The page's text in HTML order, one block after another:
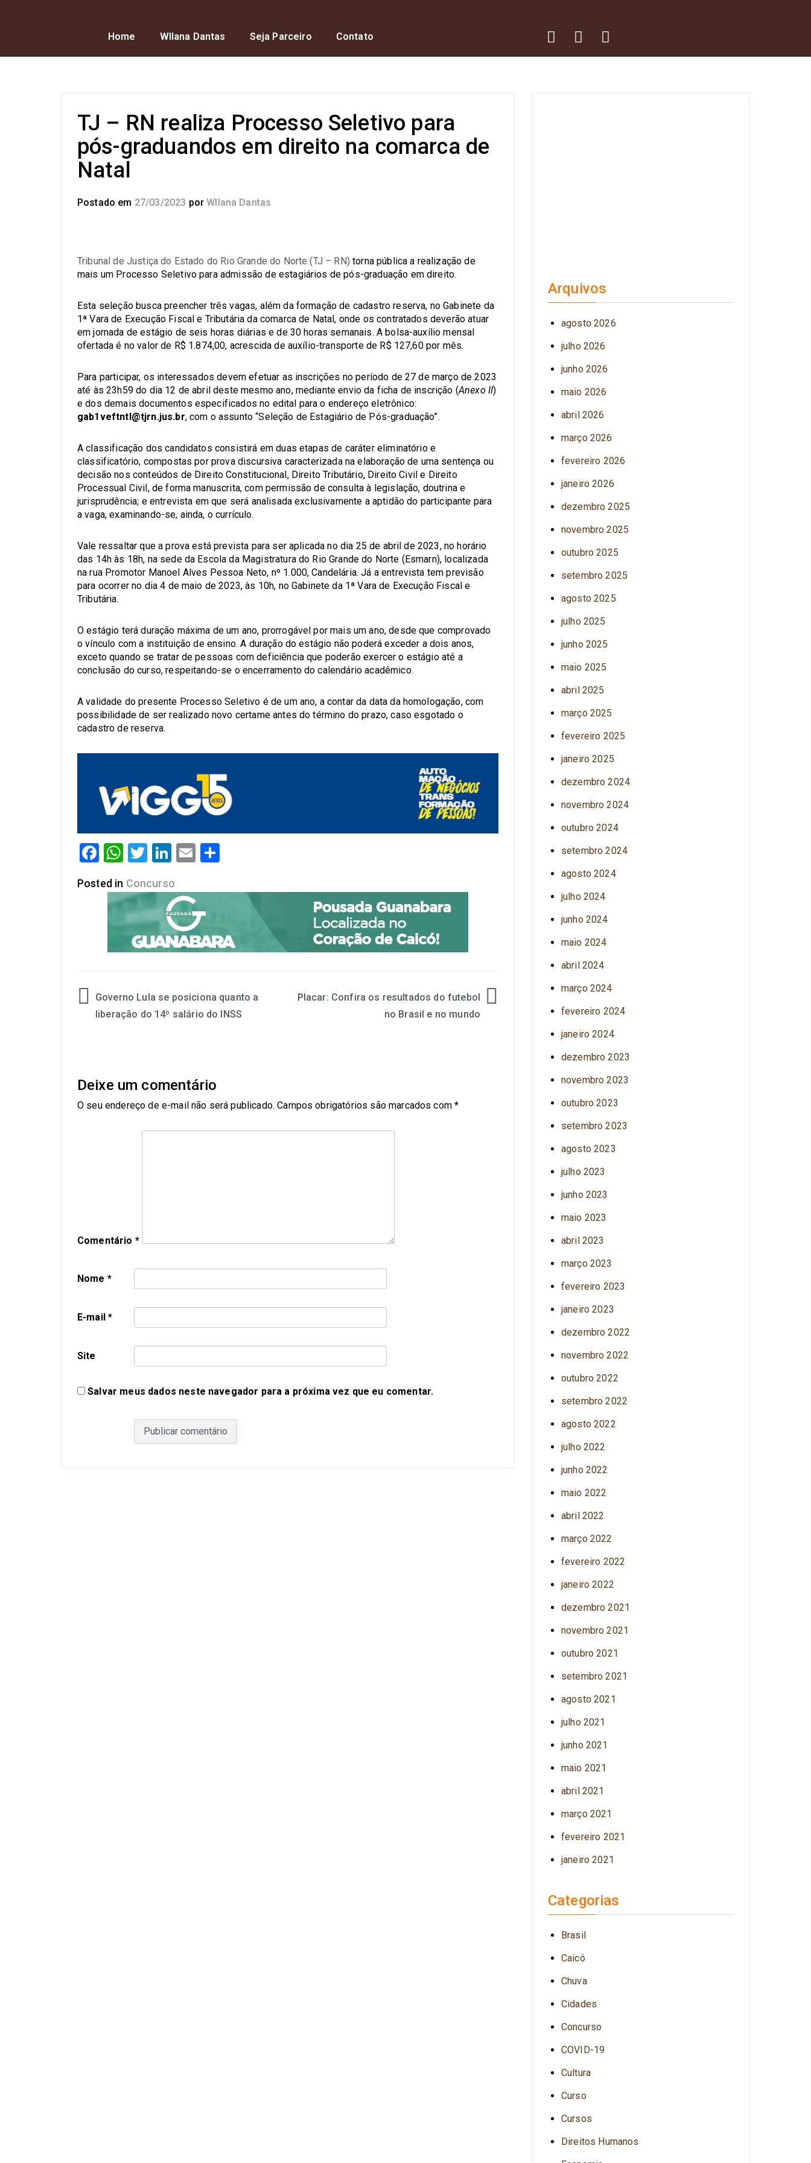
Home Wllana Dantas Seja Parceiro Contato
TJ – RN realiza Processo Seletivo para
pós-graduandos em direito na comarca de
Natal
Postado em 27/03/2023 por Wllana Dantas
Tribunal de Justiça do Estado do Rio Grande do Norte (TJ – RN) torna pública a realização de
mais um Processo Seletivo para admissão de estagiários de pós-graduação em direito.
Esta seleção busca preencher três vagas, além da formação de cadastro reserva, no Gabinete da
1ª Vara de Execução Fiscal e Tributária da comarca de Natal, onde os contratados deverão atuar
em jornada de estágio de seis horas diárias e de 30 horas semanais. A bolsa-auxílio mensal
ofertada é no valor de R$ 1.874,00, acrescida de auxílio-transporte de R$ 127,60 por mês.
Para participar, os interessados devem efetuar as inscrições no período de 27 de março de 2023
até às 23h59 do dia 12 de abril deste mesmo ano, mediante envio da ficha de inscrição (Anexo II)
e dos demais documentos especificados no edital para o endereço eletrônico:
gab1veftntl@tjrn.jus.br, com o assunto “Seleção de Estagiário de Pós-graduação”.
A classificação dos candidatos consistirá em duas etapas de caráter eliminatório e
classificatório, compostas por prova discursiva caracterizada na elaboração de uma sentença ou
decisão nos conteúdos de Direito Constitucional, Direito Tributário, Direito Civil e Direito
Processual Civil, de forma manuscrita, com permissão de consulta à legislação, doutrina e
jurisprudência; e entrevista em que será analisada exclusivamente a aptidão do participante para
a vaga, examinando-se, ainda, o currículo.
Vale ressaltar que a prova está prevista para ser aplicada no dia 25 de abril de 2023, no horário
das 14h às 18h, na sede da Escola da Magistratura do Rio Grande do Norte (Esmarn), localizada
na rua Promotor Manoel Alves Pessoa Neto, nº 1.000, Candelária. Já a entrevista tem previsão
para ocorrer no dia 4 de maio de 2023, às 10h, no Gabinete da 1ª Vara de Execução Fiscal e
Tributária.
O estágio terá duração máxima de um ano, prorrogável por mais um ano, desde que comprovado
o vínculo com a instituição de ensino. A duração do estágio não poderá exceder a dois anos,
exceto quando se tratar de pessoas com deficiência que poderão exercer o estágio até a
conclusão do curso, respeitando-se o encerramento do calendário acadêmico.
A validade do presente Processo Seletivo é de um ano, a contar da data da homologação, com
possibilidade de ser realizado novo certame antes do término do prazo, caso esgotado o
cadastro de reserva.
Facebook
WhatsApp
Twitter
LinkedIn
Email
Posted in Concurso
Governo Lula se posiciona quanto a
liberação do 14º salário do INSS
Placar: Confira os resultados do futebol
no Brasil e no mundo
Deixe um comentário
O seu endereço de e-mail não será publicado. Campos obrigatórios são marcados com*
Comentário *
Nome *
E-mail*
Site
Salvar meus dados neste navegador para a próxima vez que eu comentar.
Arquivos
agosto 2026
julho 2026
junho 2026
maio 2026
abril 2026
março 2026
fevereiro 2026
janeiro 2026
dezembro 2025
novembro 2025
outubro 2025
setembro 2025
agosto 2025
julho 2025
junho 2025
maio 2025
abril 2025
março 2025
fevereiro 2025
janeiro 2025
dezembro 2024
novembro 2024
outubro 2024
setembro 2024
agosto 2024
julho 2024
junho 2024
maio 2024
abril 2024
março 2024
fevereiro 2024
janeiro 2024
dezembro 2023
novembro 2023
outubro 2023
setembro 2023
agosto 2023
julho 2023
junho 2023
maio 2023
abril 2023
março 2023
fevereiro 2023
janeiro 2023
dezembro 2022
novembro 2022
outubro 2022
setembro 2022
agosto 2022
julho 2022
junho 2022
maio 2022
abril 2022
março 2022
fevereiro 2022
janeiro 2022
dezembro 2021
novembro 2021
outubro 2021
setembro 2021
agosto 2021
julho 2021
junho 2021
maio 2021
abril 2021
março 2021
fevereiro 2021
janeiro 2021
Categorias
Brasil
Caicó
Chuva
Cidades
Concurso
COVID-19
Cultura
Curso
Cursos
Direitos Humanos